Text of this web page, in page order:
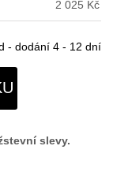
2 025 Kč
- dodání 4 - 12 dní
slevy.